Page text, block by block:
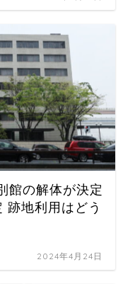
館の解体が決定
跡地利用はどう
2024年4月24日